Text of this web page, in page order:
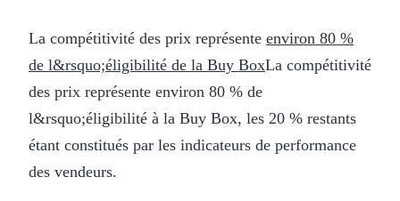
La compétitivité des prix représente environ 80 %
de l&rsquo;éligibilité de la Buy BoxLa compétitivité
des prix représente environ 80 % de
l&rsquo;éligibilité à la Buy Box, les 20 % restants
étant constitués par les indicateurs de performance
des vendeurs.